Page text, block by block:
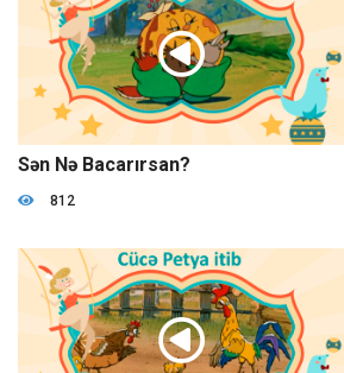
09:56
Sən Nə Bacarırsan?
812